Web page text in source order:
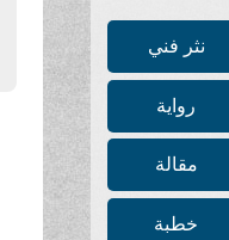
نثر فني
رواية
مقالة
خطبة